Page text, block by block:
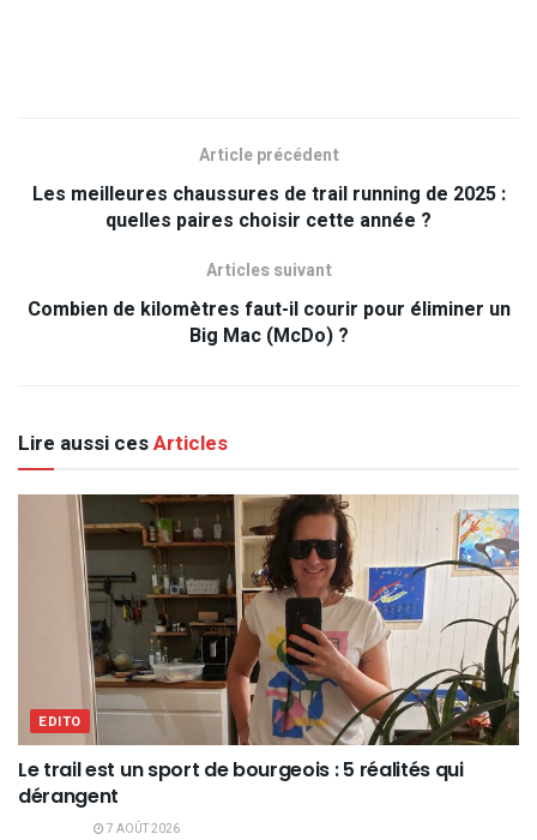
Article précédent
Les meilleures chaussures de trail running de 2025 :
quelles paires choisir cette année ?
Articles suivant
Combien de kilomètres faut-il courir pour éliminer un
Big Mac (McDo) ?
Lire aussi cesArticles
EDITO
Le trail est un sport de bourgeois : 5 réalités qui
dérangent
7 AOÛT 2026